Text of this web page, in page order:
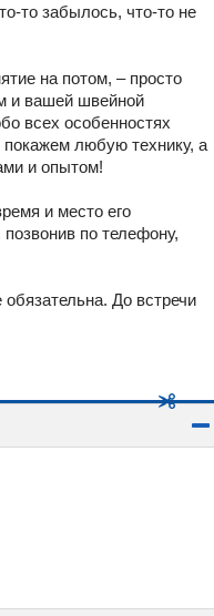
то забылось, что-то не
на потом, – просто
и вашей швейной
всех особенностях
любую технику, а
и опытом!
и место его
по телефону,
До встречи